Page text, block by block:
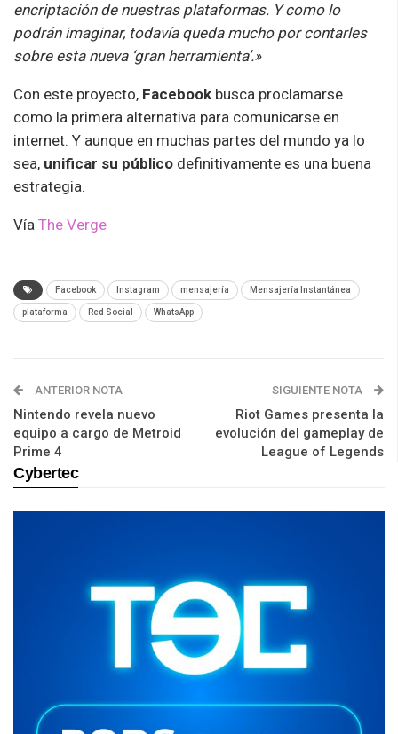
encriptación de nuestras plataformas. Y como lo
podrán imaginar, todavía queda mucho por contarles
sobre esta nueva ‘gran herramienta’.»
Con este proyecto, Facebook busca proclamarse
como la primera alternativa para comunicarse en
internet. Y aunque en muchas partes del mundo ya lo
sea, unificar su público definitivamente es una buena
estrategia.
Vía The Verge
Facebook Instagram mensajería Mensajería Instantánea
plataforma Red Social WhatsApp
ANTERIOR NOTA
Nintendo revela nuevo
equipo a cargo de Metroid
Prime 4
SIGUIENTE NOTA
Riot Games presenta la
evolución del gameplay de
League of Legends
Cybertec